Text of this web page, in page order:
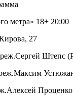
метра» 18+ 20:00
27
Штепс